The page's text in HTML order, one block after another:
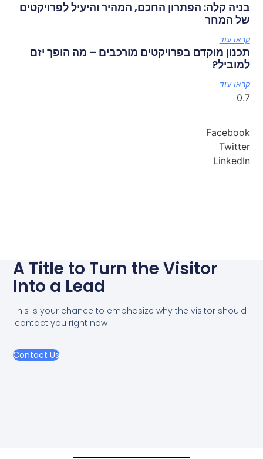
בניה קלה: הפתרון החכם, המהיר והיעיל לפרויקטים
של המחר
קראו עוד
תכנון מוקדם בפרויקטים מורכבים – מה הופך יזם
למוביל?
קראו עוד
Facebook
Twitter
LinkedIn
A Title to Turn the Visitor
Into a Lead
This is your chance to emphasize why the visitor should
contact you right now.
Contact Us